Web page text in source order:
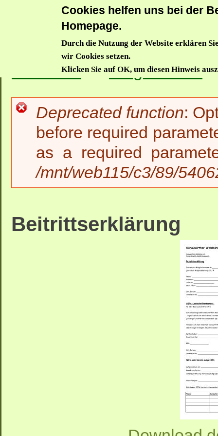
Cookies helfen uns bei der
Homepage.
Durch die Nutzung der Website erklären
wir Cookies setzen.
Klicken Sie auf OK, um diesen Hinweis
Trägerverein Waldkindergarten
Startseite >> Trägerverein
Fehlermeldung
Deprecated function:
before required
as a required
/mnt/web115/c3/89/
Beitrittserklärung